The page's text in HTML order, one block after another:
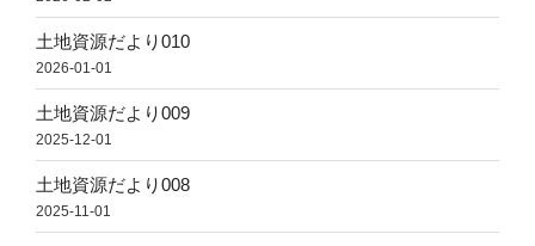
土地資源だより010
2026-01-01
土地資源だより009
2025-12-01
土地資源だより008
2025-11-01